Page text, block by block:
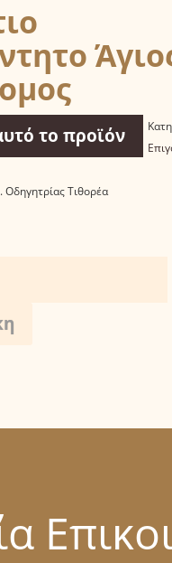
το προϊόν
Οδηγητρίας Τιθορέα